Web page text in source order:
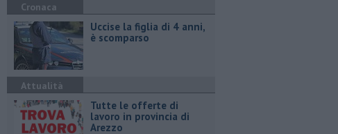
Cronaca
Uccise la figlia di 4 anni,
è scomparso
Attualità
​Tutte le offerte di
lavoro in provincia di
Arezzo